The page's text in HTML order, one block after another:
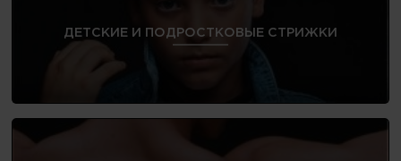
ДЕТСКИЕ И ПОДРОСТКОВЫЕ СТРИЖКИ